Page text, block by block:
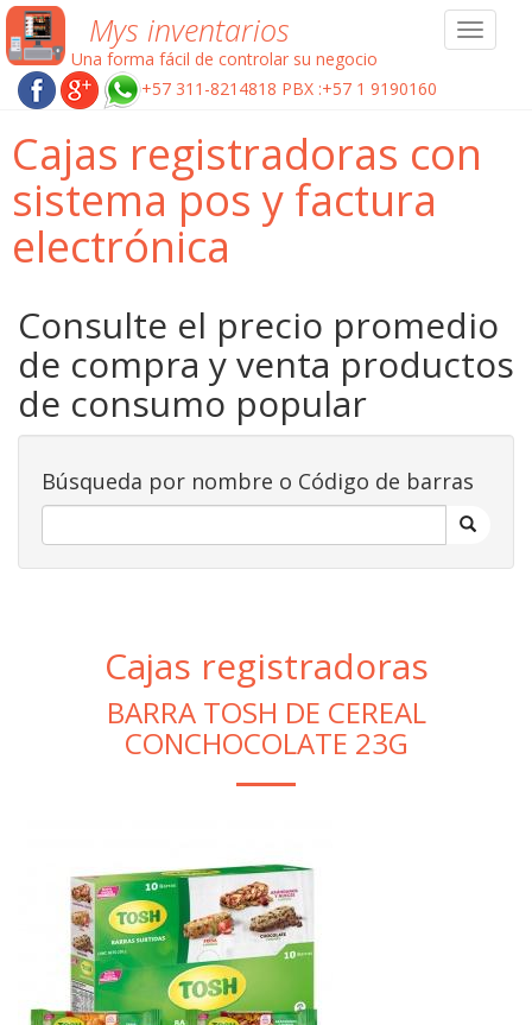
Toggle
Mys inventarios
Una forma fácil de controlar su negocio
+57 311-8214818 PBX :+57 1 9190160
Cajas registradoras con
sistema pos y factura
electrónica
Consulte el precio promedio
de compra y venta productos
de consumo popular
Búsqueda por nombre o Código de barras
Cajas registradoras
BARRA TOSH DE CEREAL
CONCHOCOLATE 23G